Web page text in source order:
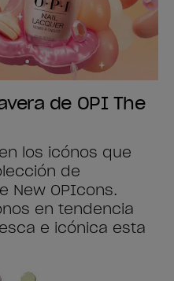
de OPI The
los icónos que
de
New OPIcons.
en tendencia
e icónica esta